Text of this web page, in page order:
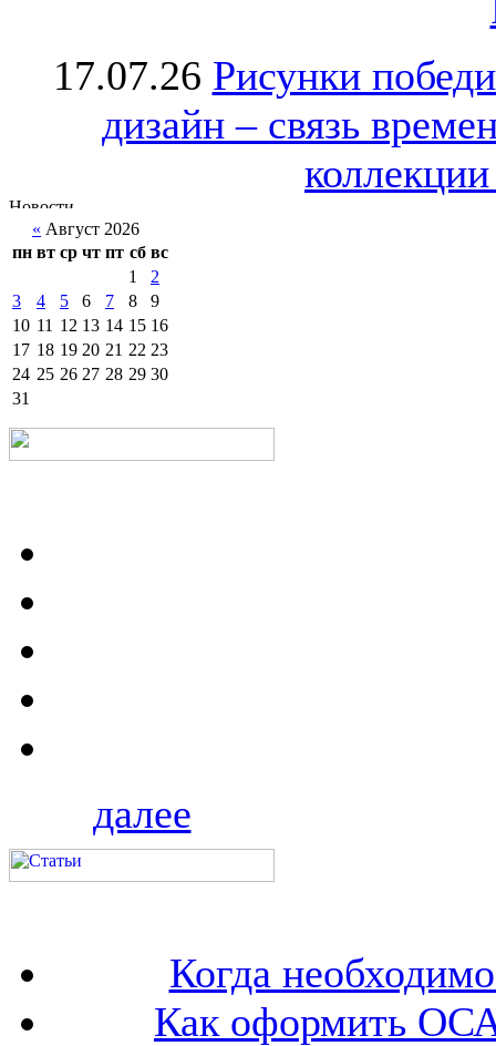
17.07.26 Рисунки
дизайн – связь
« Август 2026
пн вт ср чт пт сб вс
1
2
3
4 5 6 7 8
9
10 11 12 13 14 15 16
17 18 19 20 21 22 23
24 25 26 27 28 29 30
31
далее
Когда
Как оформить